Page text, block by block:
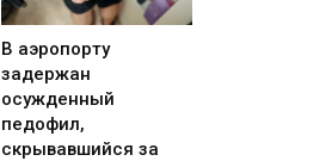
В аэропорту
задержан
осужденный
педофил,
скрывавшийся за